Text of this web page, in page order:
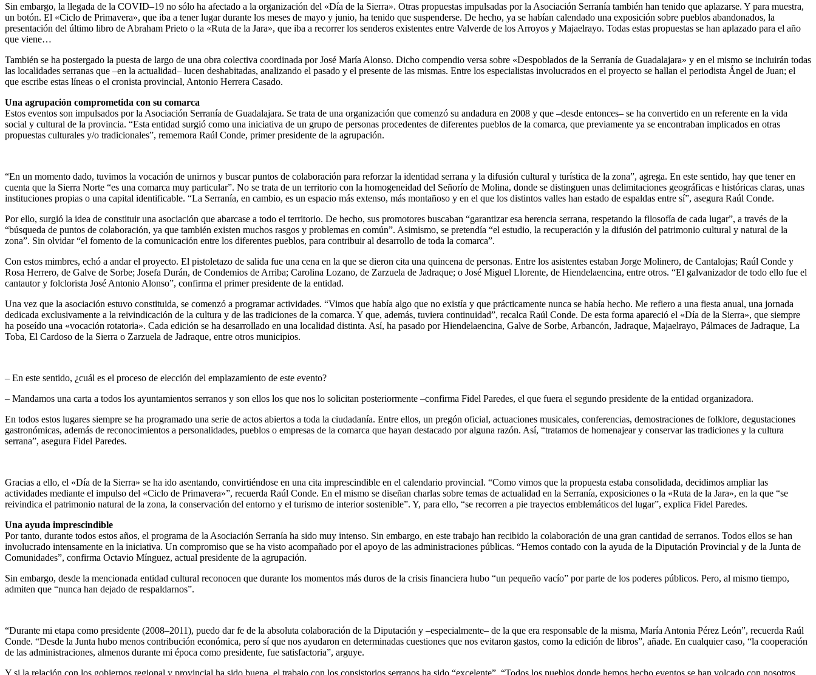
Sin embargo, la llegada de la COVID–19 no sólo ha afectado a la organización del «Día de la Sierra». Otras propuestas impulsadas por la Asociación Serranía también han tenido que aplazarse. Y para muestra,
un botón. El «Ciclo de Primavera», que iba a tener lugar durante los meses de mayo y junio, ha tenido que suspenderse. De hecho, ya se habían calendado una exposición sobre pueblos abandonados, la
presentación del último libro de Abraham Prieto o la «Ruta de la Jara», que iba a recorrer los senderos existentes entre Valverde de los Arroyos y Majaelrayo. Todas estas propuestas se han aplazado para el año
que viene…
También se ha postergado la puesta de largo de una obra colectiva coordinada por José María Alonso. Dicho compendio versa sobre «Despoblados de la Serranía de Guadalajara» y en el mismo se incluirán todas
las localidades serranas que –en la actualidad– lucen deshabitadas, analizando el pasado y el presente de las mismas. Entre los especialistas involucrados en el proyecto se hallan el periodista Ángel de Juan; el
que escribe estas líneas o el cronista provincial, Antonio Herrera Casado.
Una agrupación comprometida con su comarca
Estos eventos son impulsados por la Asociación Serranía de Guadalajara. Se trata de una organización que comenzó su andadura en 2008 y que –desde entonces– se ha convertido en un referente en la vida
social y cultural de la provincia. “Esta entidad surgió como una iniciativa de un grupo de personas procedentes de diferentes pueblos de la comarca, que previamente ya se encontraban implicados en otras
propuestas culturales y/o tradicionales”, rememora Raúl Conde, primer presidente de la agrupación.
“En un momento dado, tuvimos la vocación de unirnos y buscar puntos de colaboración para reforzar la identidad serrana y la difusión cultural y turística de la zona”, agrega. En este sentido, hay que tener en
cuenta que la Sierra Norte “es una comarca muy particular”. No se trata de un territorio con la homogeneidad del Señorío de Molina, donde se distinguen unas delimitaciones geográficas e históricas claras, unas
instituciones propias o una capital identificable. “La Serranía, en cambio, es un espacio más extenso, más montañoso y en el que los distintos valles han estado de espaldas entre sí”, asegura Raúl Conde.
Por ello, surgió la idea de constituir una asociación que abarcase a todo el territorio. De hecho, sus promotores buscaban “garantizar esa herencia serrana, respetando la filosofía de cada lugar”, a través de la
“búsqueda de puntos de colaboración, ya que también existen muchos rasgos y problemas en común”. Asimismo, se pretendía “el estudio, la recuperación y la difusión del patrimonio cultural y natural de la
zona”. Sin olvidar “el fomento de la comunicación entre los diferentes pueblos, para contribuir al desarrollo de toda la comarca”.
Con estos mimbres, echó a andar el proyecto. El pistoletazo de salida fue una cena en la que se dieron cita una quincena de personas. Entre los asistentes estaban Jorge Molinero, de Cantalojas; Raúl Conde y
Rosa Herrero, de Galve de Sorbe; Josefa Durán, de Condemios de Arriba; Carolina Lozano, de Zarzuela de Jadraque; o José Miguel Llorente, de Hiendelaencina, entre otros. “El galvanizador de todo ello fue el
cantautor y folclorista José Antonio Alonso”, confirma el primer presidente de la entidad.
Una vez que la asociación estuvo constituida, se comenzó a programar actividades. “Vimos que había algo que no existía y que prácticamente nunca se había hecho. Me refiero a una fiesta anual, una jornada
dedicada exclusivamente a la reivindicación de la cultura y de las tradiciones de la comarca. Y que, además, tuviera continuidad”, recalca Raúl Conde. De esta forma apareció el «Día de la Sierra», que siempre
ha poseído una «vocación rotatoria». Cada edición se ha desarrollado en una localidad distinta. Así, ha pasado por Hiendelaencina, Galve de Sorbe, Arbancón, Jadraque, Majaelrayo, Pálmaces de Jadraque, La
Toba, El Cardoso de la Sierra o Zarzuela de Jadraque, entre otros municipios.
– En este sentido, ¿cuál es el proceso de elección del emplazamiento de este evento?
– Mandamos una carta a todos los ayuntamientos serranos y son ellos los que nos lo solicitan posteriormente –confirma Fidel Paredes, el que fuera el segundo presidente de la entidad organizadora.
En todos estos lugares siempre se ha programado una serie de actos abiertos a toda la ciudadanía. Entre ellos, un pregón oficial, actuaciones musicales, conferencias, demostraciones de folklore, degustaciones
gastronómicas, además de reconocimientos a personalidades, pueblos o empresas de la comarca que hayan destacado por alguna razón. Así, “tratamos de homenajear y conservar las tradiciones y la cultura
serrana”, asegura Fidel Paredes.
Gracias a ello, el «Día de la Sierra» se ha ido asentando, convirtiéndose en una cita imprescindible en el calendario provincial. “Como vimos que la propuesta estaba consolidada, decidimos ampliar las
actividades mediante el impulso del «Ciclo de Primavera»”, recuerda Raúl Conde. En el mismo se diseñan charlas sobre temas de actualidad en la Serranía, exposiciones o la «Ruta de la Jara», en la que “se
reivindica el patrimonio natural de la zona, la conservación del entorno y el turismo de interior sostenible”. Y, para ello, “se recorren a pie trayectos emblemáticos del lugar”, explica Fidel Paredes.
Una ayuda imprescindible
Por tanto, durante todos estos años, el programa de la Asociación Serranía ha sido muy intenso. Sin embargo, en este trabajo han recibido la colaboración de una gran cantidad de serranos. Todos ellos se han
involucrado intensamente en la iniciativa. Un compromiso que se ha visto acompañado por el apoyo de las administraciones públicas. “Hemos contado con la ayuda de la Diputación Provincial y de la Junta de
Comunidades”, confirma Octavio Mínguez, actual presidente de la agrupación.
Sin embargo, desde la mencionada entidad cultural reconocen que durante los momentos más duros de la crisis financiera hubo “un pequeño vacío” por parte de los poderes públicos. Pero, al mismo tiempo,
admiten que “nunca han dejado de respaldarnos”.
“Durante mi etapa como presidente (2008–2011), puedo dar fe de la absoluta colaboración de la Diputación y –especialmente– de la que era responsable de la misma, María Antonia Pérez León”, recuerda Raúl
Conde. “Desde la Junta hubo menos contribución económica, pero sí que nos ayudaron en determinadas cuestiones que nos evitaron gastos, como la edición de libros”, añade. En cualquier caso, “la cooperación
de las administraciones, almenos durante mi época como presidente, fue satisfactoria”, arguye.
Y si la relación con los gobiernos regional y provincial ha sido buena, el trabajo con los consistorios serranos ha sido “excelente”. “Todos los pueblos donde hemos hecho eventos se han volcado con nosotros.